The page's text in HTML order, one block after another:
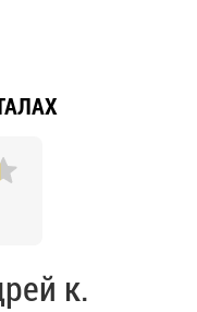
к.